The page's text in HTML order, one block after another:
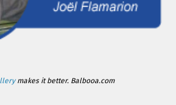
makes it better. Balbooa.com